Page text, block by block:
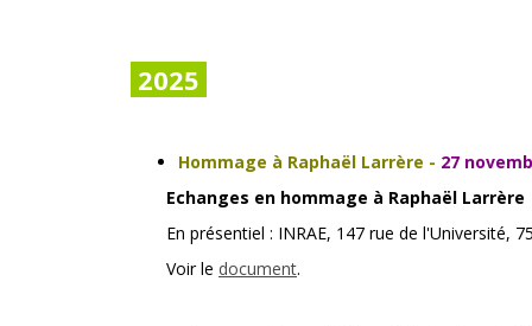
2025
Hommage à Raphaël Larrère - 27
Echanges en hommage à Raphaël Larrère
En présentiel : INRAE, 147 rue de l'Université,
Voir le document.